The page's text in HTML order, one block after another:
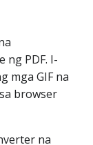
ng PDF. I-
mga GIF na
browser
na